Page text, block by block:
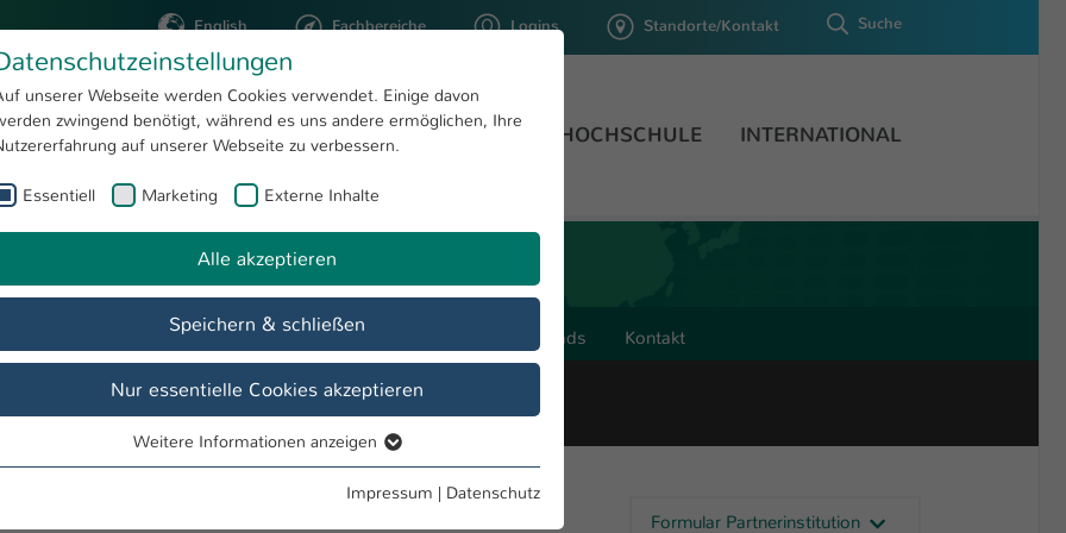
English Fachbereiche Logins Standorte/Kontakt Suche
STUDIUM FORSCHUNG HOCHSCHULE INTERNATIONAL
Partnerinstitutionen
Studieren Feststellungsprüfung Downloads Kontakt
Institutionen
Formular Partnerinstitution
unserer Webseite werden Cookies verwendet. Einige davon
zwingend benötigt, während es uns andere ermöglichen, Ihre
auf unserer Webseite zu verbessern.
Essentiell Marketing Externe Inhalte
Alle akzeptieren
Speichern & schließen
Nur essentielle Cookies akzeptieren
Essentielle Cookies werden für grundlegende Funktionen der
Weitere Informationen anzeigen
Impressum | Datenschutz